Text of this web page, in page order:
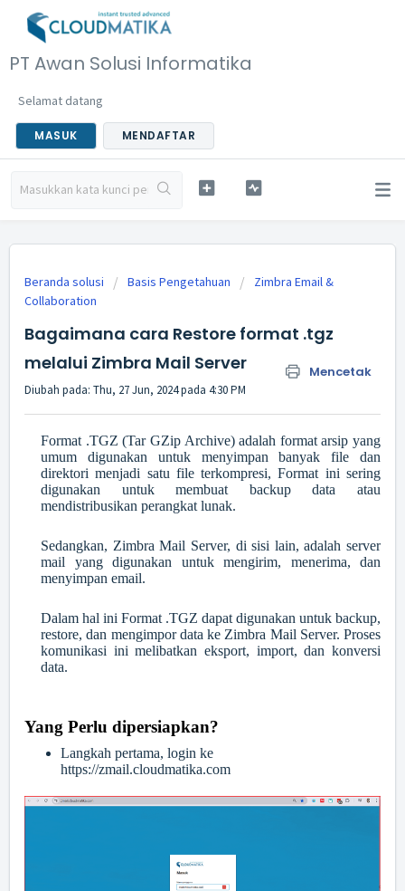
PT Awan Solusi Informatika
Selamat datang
MASUK MENDAFTAR
Beranda solusi Basis Pengetahuan
Zimbra Email &
Collaboration
Bagaimana cara Restore format .tgz
melalui Zimbra Mail Server
Mencetak
Diubah pada: Thu, 27 Jun, 2024 pada 4:30 PM
Format .TGZ (Tar GZip Archive) adalah format arsip yang
umum digunakan untuk menyimpan banyak file dan
direktori menjadi satu file terkompresi, Format ini sering
digunakan untuk membuat backup data atau
mendistribusikan perangkat lunak.
Sedangkan, Zimbra Mail Server, di sisi lain, adalah server
mail yang digunakan untuk mengirim, menerima, dan
menyimpan email.
Dalam hal ini Format .TGZ dapat digunakan untuk backup,
restore, dan mengimpor data ke Zimbra Mail Server. Proses
komunikasi ini melibatkan eksport, import, dan konversi
data.
Yang Perlu dipersiapkan?
Langkah pertama, login ke
https://zmail.cloudmatika.com